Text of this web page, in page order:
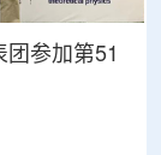
参加第51